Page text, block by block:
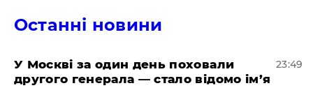
Останні новини
​У Москві за один день поховали
другого генерала — стало відомо ім’я
23:49